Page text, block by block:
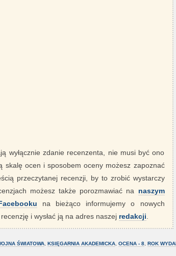
wyłącznie zdanie recenzenta, nie musi być ono
skalę ocen i sposobem oceny możesz zapoznać
przeczytanej recenzji, by to zrobić wystarczy
możesz także porozmawiać na naszym
na bieżąco informujemy o nowych
i wysłać ją na adres naszej redakcji.
ŚWIATOWA, KSIĘGARNIA AKADEMICKA, OCENA - 8, ROK